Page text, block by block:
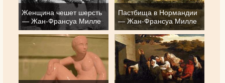
Женщина чешет шерсть
— Жан-Франсуа Милле
Пастбища в Нормандии
— Жан-Франсуа Милле